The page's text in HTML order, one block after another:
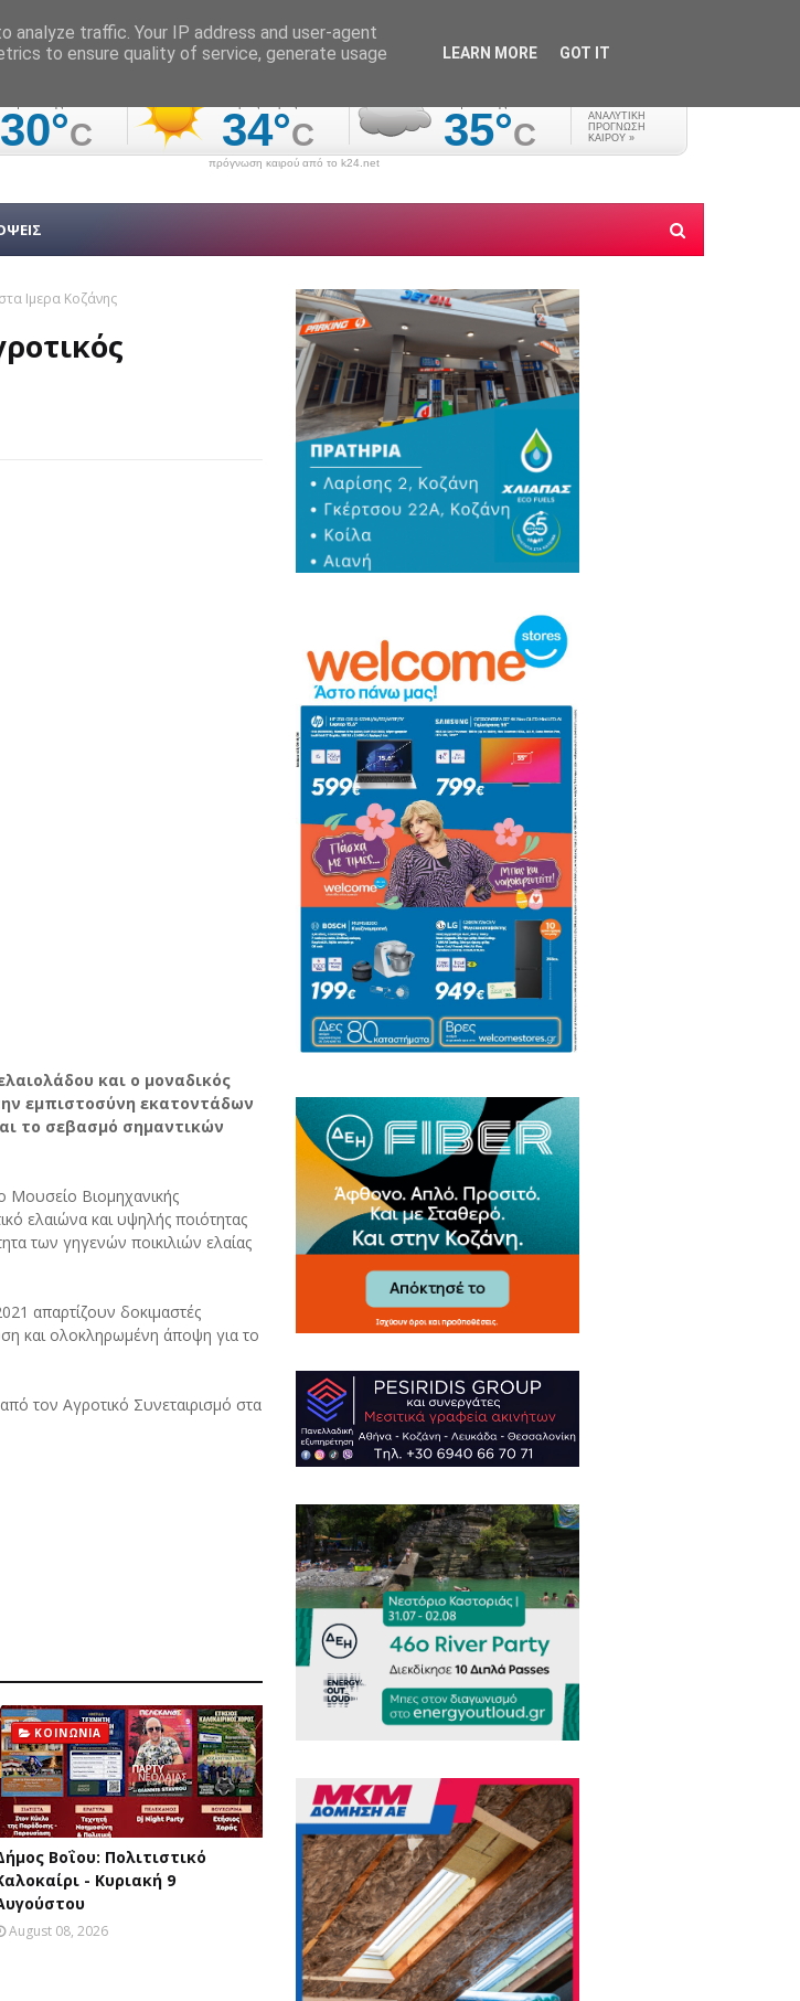
πρόγνωση καιρού από το k24.net
Ιμερα Κοζάνης
και ο μοναδικός
εμπιστοσύνη εκατοντάδων
το σεβασμό σημαντικών
Μουσείο Βιομηχανικής
ελαιώνα και υψηλής ποιότητας
των γηγενών ποικιλιών ελαίας
απαρτίζουν δοκιμαστές
και ολοκληρωμένη άποψη για το
τον Αγροτικό Συνεταιρισμό στα
ΚΟΙΝΩΝΙΑ
Βοΐου: Πολιτιστικό
- Κυριακή 9
August 08, 2026
traffic. Your IP address and user-agent
to ensure quality of service, generate usage
LEARN MORE GOT IT